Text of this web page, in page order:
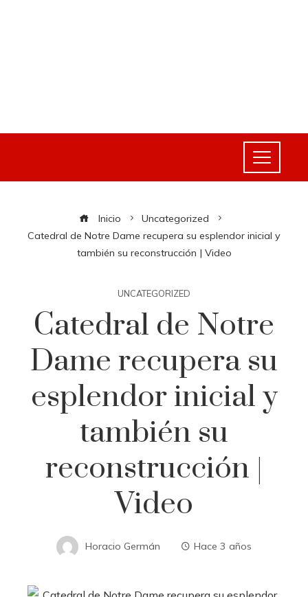
Inicio
Uncategorized
Catedral de Notre Dame recupera su esplendor inicial y
también su reconstrucción | Video
UNCATEGORIZED
Catedral de Notre
Dame recupera su
esplendor inicial y
también su
reconstrucción |
Video
Horacio Germán Hace 3 años